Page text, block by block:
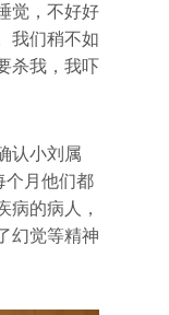
觉，不好好
我们稍不如
杀我，我吓
认小刘属
个月他们都
病的病人，
幻觉等精神